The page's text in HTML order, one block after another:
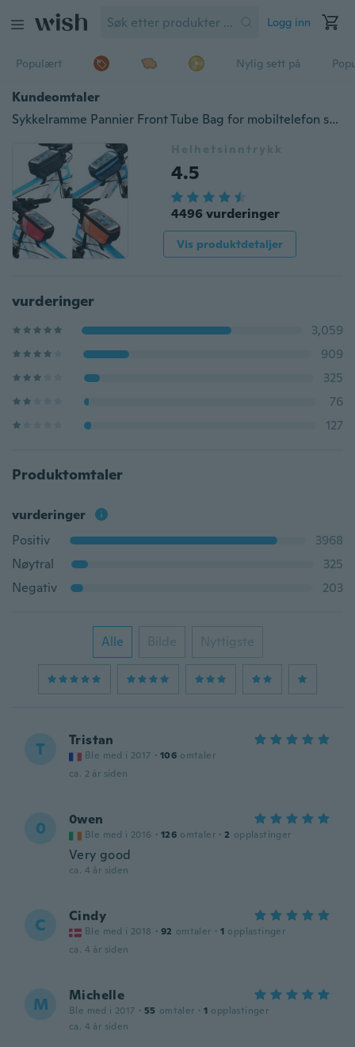
Logg inn
Populært Nylig sett på
Kundeomtaler
Sykkelramme Pannier Front Tube Bag for mobiltelefon sykkel sykkel 5.0-tommers berøringsskjerm
Helhetsinntrykk
4.5
4496 vurderinger
Vis produktdetaljer
vurderinger
3,059
909
325
76
127
Produktomtaler
vurderinger
Positiv
3968
Nøytral
325
Negativ
203
Alle Bilde Nyttigste
T Tristan
Ble med i 2017 · 106 omtaler
ca. 2 år siden
0 0wen
Ble med i 2016 · 126 omtaler · 2 opplastinger
Very good
ca. 4 år siden
C Cindy
Ble med i 2018 · 92 omtaler · 1 opplastinger
ca. 4 år siden
M Michelle
Ble med i 2017 · 55 omtaler · 1 opplastinger
ca. 4 år siden